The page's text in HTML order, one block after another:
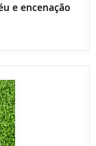
e encenação